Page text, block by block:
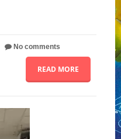
No comments
READ MORE